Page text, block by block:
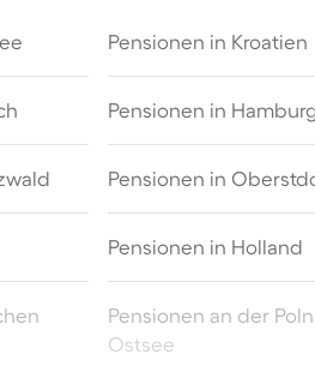
Pensionen in Kroatien
Pensionen in
Pensionen in
Pensionen in Holland
Pensionen an der
Ostsee